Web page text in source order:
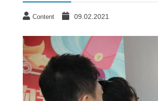
Content 09.02.2021